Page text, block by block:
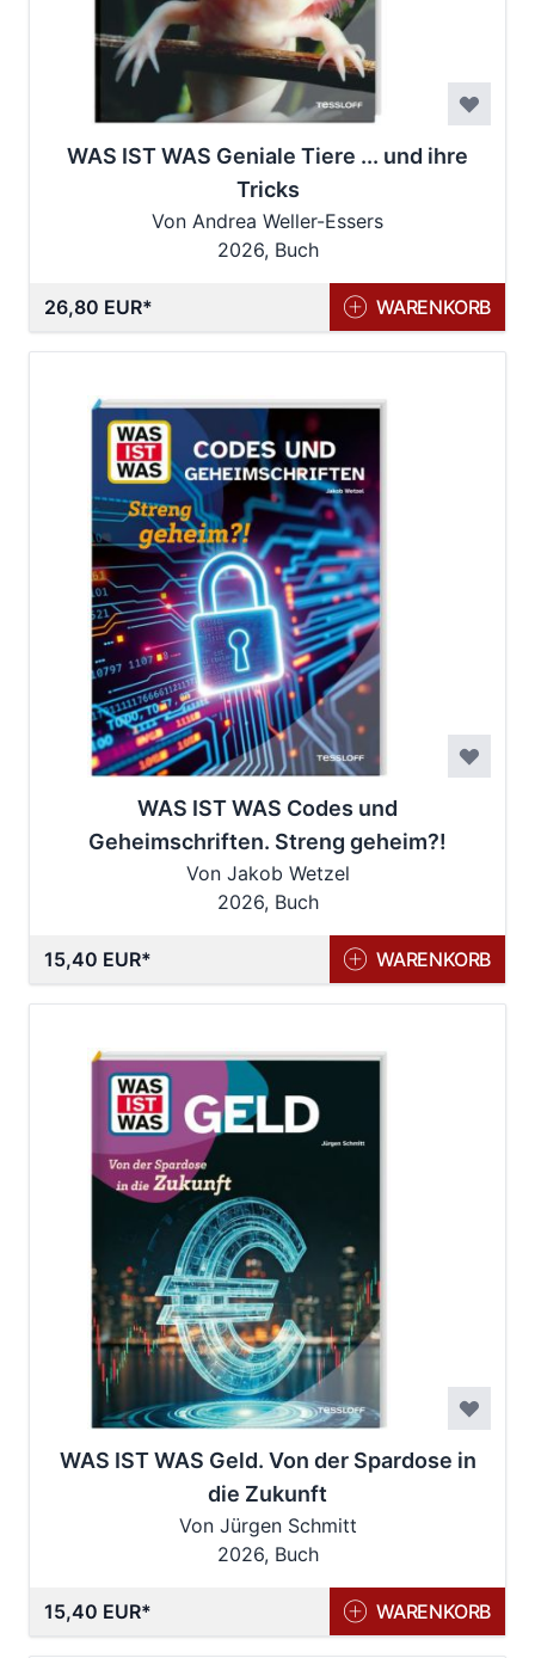
WAS IST WAS Geniale Tiere ... und ihre
Tricks
Von Andrea Weller-Essers
2026, Buch
26,80 EUR WARENKORB
WAS IST WAS Codes und
Geheimschriften. Streng geheim?!
Von Jakob Wetzel
2026, Buch
15,40 EUR WARENKORB
WAS IST WAS Geld. Von der Spardose in
die Zukunft
Von Jürgen Schmitt
2026, Buch
15,40 EUR WARENKORB